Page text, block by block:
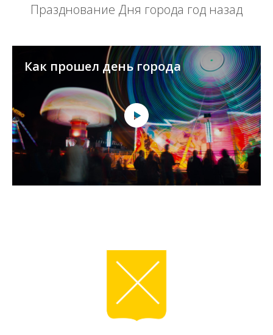
Празднование Дня города год назад
Как прошел день города